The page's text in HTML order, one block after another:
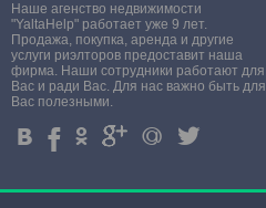
Наше агенство недвижимости
"YaltaHelp" работает уже 9 лет.
Продажа, покупка, аренда и другие
услуги риэлторов предоставит наша
фирма. Наши сотрудники работают для
Вас и ради Вас. Для нас важно быть для
Вас полезными.
4 % . ' + 3